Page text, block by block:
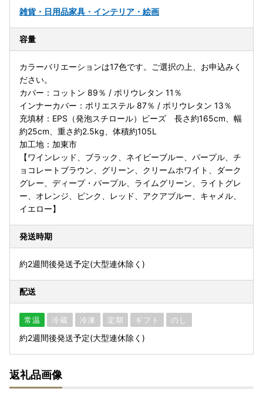
雑貨・日用品家具・インテリア・絵画
容量
カラーバリエーションは17色です。ご選択の上、お申込みく
ださい。
カバー：コットン 89％ / ポリウレタン 11％
インナーカバー：ポリエステル 87％ / ポリウレタン 13％
充填材：EPS（発泡スチロール）ビーズ 長さ約165cm、幅
約25cm、重さ約2.5kg、体積約105L
加工地：加東市
【ワインレッド、ブラック、ネイビーブルー、パープル、チ
ョコレートブラウン、グリーン、クリームホワイト、ダーク
グレー、ディープ・パープル、ライムグリーン、ライトグレ
ー、オレンジ、ピンク、レッド、アクアブルー、キャメル、
イエロー】
発送時期
約2週間後発送予定(大型連休除く)
配送
常温 冷蔵 冷凍 定期 ギフト のし
約2週間後発送予定(大型連休除く)
返礼品画像